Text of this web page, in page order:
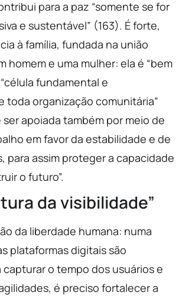
para a paz “somente se for
e sustentável” (163). É forte,
à família, fundada na união
homem e uma mulher: ela é “bem
fundamental e
toda organização comunitária”
apoiada também por meio de
em favor da estabilidade e de
para assim proteger a capacidade
o futuro”.
da visibilidade”
da liberdade humana: numa
plataformas digitais são
o tempo dos usuários e
é preciso fortalecer a